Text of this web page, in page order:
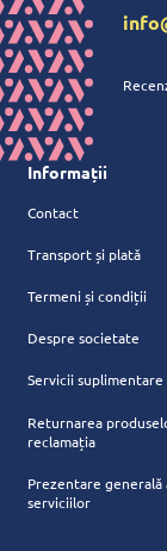
Informații
Contact
Transport și plată
Termeni și condiții
Despre societate
Servicii suplimentare
Returnarea
reclamația
Prezentare generală
serviciilor